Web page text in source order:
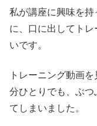
私が講座に興味を持
に、口に出してト
いです。
トレーニング動画
分ひとりでも、ぶ
てしまいました。